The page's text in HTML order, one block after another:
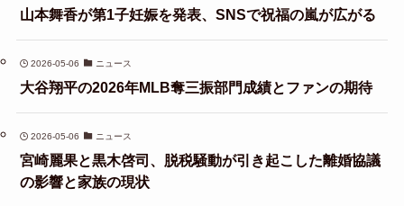
山本舞香が第1子妊娠を発表、SNSで祝福の嵐が広がる
2026-05-06 ニュース
大谷翔平の2026年MLB奪三振部門成績とファンの期待
2026-05-06 ニュース
宮崎麗果と黒木啓司、脱税騒動が引き起こした離婚協議
の影響と家族の現状